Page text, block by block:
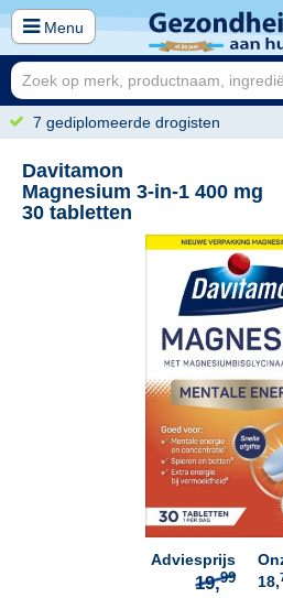
Menu
7 gediplomeerde drogisten
Davitamon
Magnesium 3-in-1 400 mg
30 tabletten
Adviesprijs
19,99
18,